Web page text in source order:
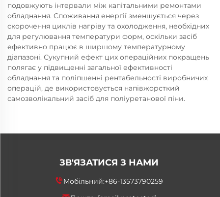
подовжують інтервали між капітальними ремонтами
обладнання. Споживання енергії зменшується через
скорочення циклів нагріву та охолодження, необхідних
для регулювання температури форм, оскільки засіб
ефективно працює в ширшому температурному
діапазоні. Сукупний ефект цих операційних покращень
полягає у підвищенні загальної ефективності
обладнання та поліпшенні рентабельності виробничих
операцій, де використовується напівжорсткий
самозволікальний засіб для поліуретанової піни.
ЗВ'ЯЗАТИСЯ З НАМИ
Мобільний:+86-13573790259